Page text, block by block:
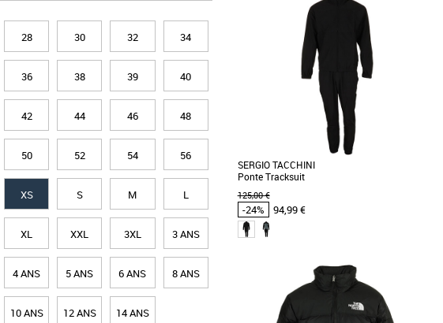
28 30 32 34
36 38 39 40
42 44 46 48
50 52 54 56
XS S M L
XL XXL 3XL 3 ANS
4 ANS 5 ANS 6 ANS 8 ANS
10 ANS 12 ANS 14 ANS
Vêtements pas cher et Promos Vêtements
Conçu pour épouser parfaitement la silhouette,
il vous offre un look classique et intemporel.
SERGIO TACCHINI
Ponte Tracksuit
125,00 €
-24% 94,99 €
Vêtements pas cher et Promos Vêtements
Découvrez le survêtement Sergio Tacchini
Ponte, un essentiel pour les amateurs de mode
sportive qui [...]